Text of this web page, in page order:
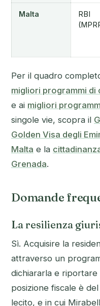
Malta
RBI
Per il quadro
migliori programmi di
e ai migliori
singole vie, scopra il
Golden Visa degli
Malta e la
Grenada.
Domande
La resilienza
Sì. Acquisire la
attraverso un
dichiararla e
posizione fiscale è
lecito, e in cui